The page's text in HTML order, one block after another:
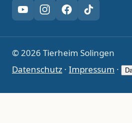
YouTubeInstagram
Facebook
TikTok
© 2026 Tierheim Solingen
Datenschutz · Impressum ·